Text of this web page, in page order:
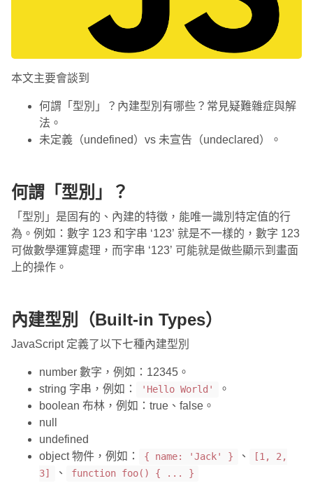
本文主要會談到
何謂「型別」？內建型別有哪些？常見疑難雜症與解
法。
未定義（undefined）vs 未宣告（undeclared）。
何謂「型別」？
「型別」是固有的、內建的特徵，能唯一識別特定值的行
為。例如：數字 123 和字串 ‘123’ 就是不一樣的，數字 123
可做數學運算處理，而字串 ‘123’ 可能就是做些顯示到畫面
上的操作。
內建型別（Built-in Types）
JavaScript 定義了以下七種內建型別
number 數字，例如：12345。
string 字串，例如：
'Hello World'
。
boolean 布林，例如：true、false。
null
undefined
object 物件，例如：
{ name: 'Jack' } 、
[1, 2,
3]
、 function foo() { ... }